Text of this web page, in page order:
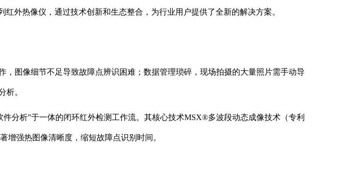
外热像仪，通过技术创新和生态整合，为行业用户提供了全新的解决方案。
图像细节不足导致故障点辨识困难；数据管理琐碎，现场拍摄的大量照片需手动导
析。
分析”于一体的闭环红外检测工作流。其核心技术MSX®多波段动态成像技术（专利
增强热图像清晰度，缩短故障点识别时间。